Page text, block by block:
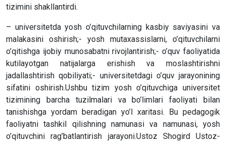
tizimini shakllantirdi.
– universitetda yosh o’qituvchilarning kasbiy saviyasini va
malakasini oshirish;- yosh mutaxassislarni, o’qituvchilarni
o’qitishga ijobiy munosabatni rivojlantirish;- o’quv faoliyatida
kutilayotgan natijalarga erishish va moslashtirishni
jadallashtirish qobiliyati;- universitetdagi o’quv jarayonining
sifatini oshirish.Ushbu tizim yosh o’qituvchiga universitet
tizimining barcha tuzilmalari va bo’limlari faoliyati bilan
tanishishga yordam beradigan yo’l xaritasi. Bu pedagogik
faoliyatni tashkil qilishning namunasi va namunasi, yosh
o’qituvchini rag’batlantirish jarayoni.Ustoz Shogird Ustoz-